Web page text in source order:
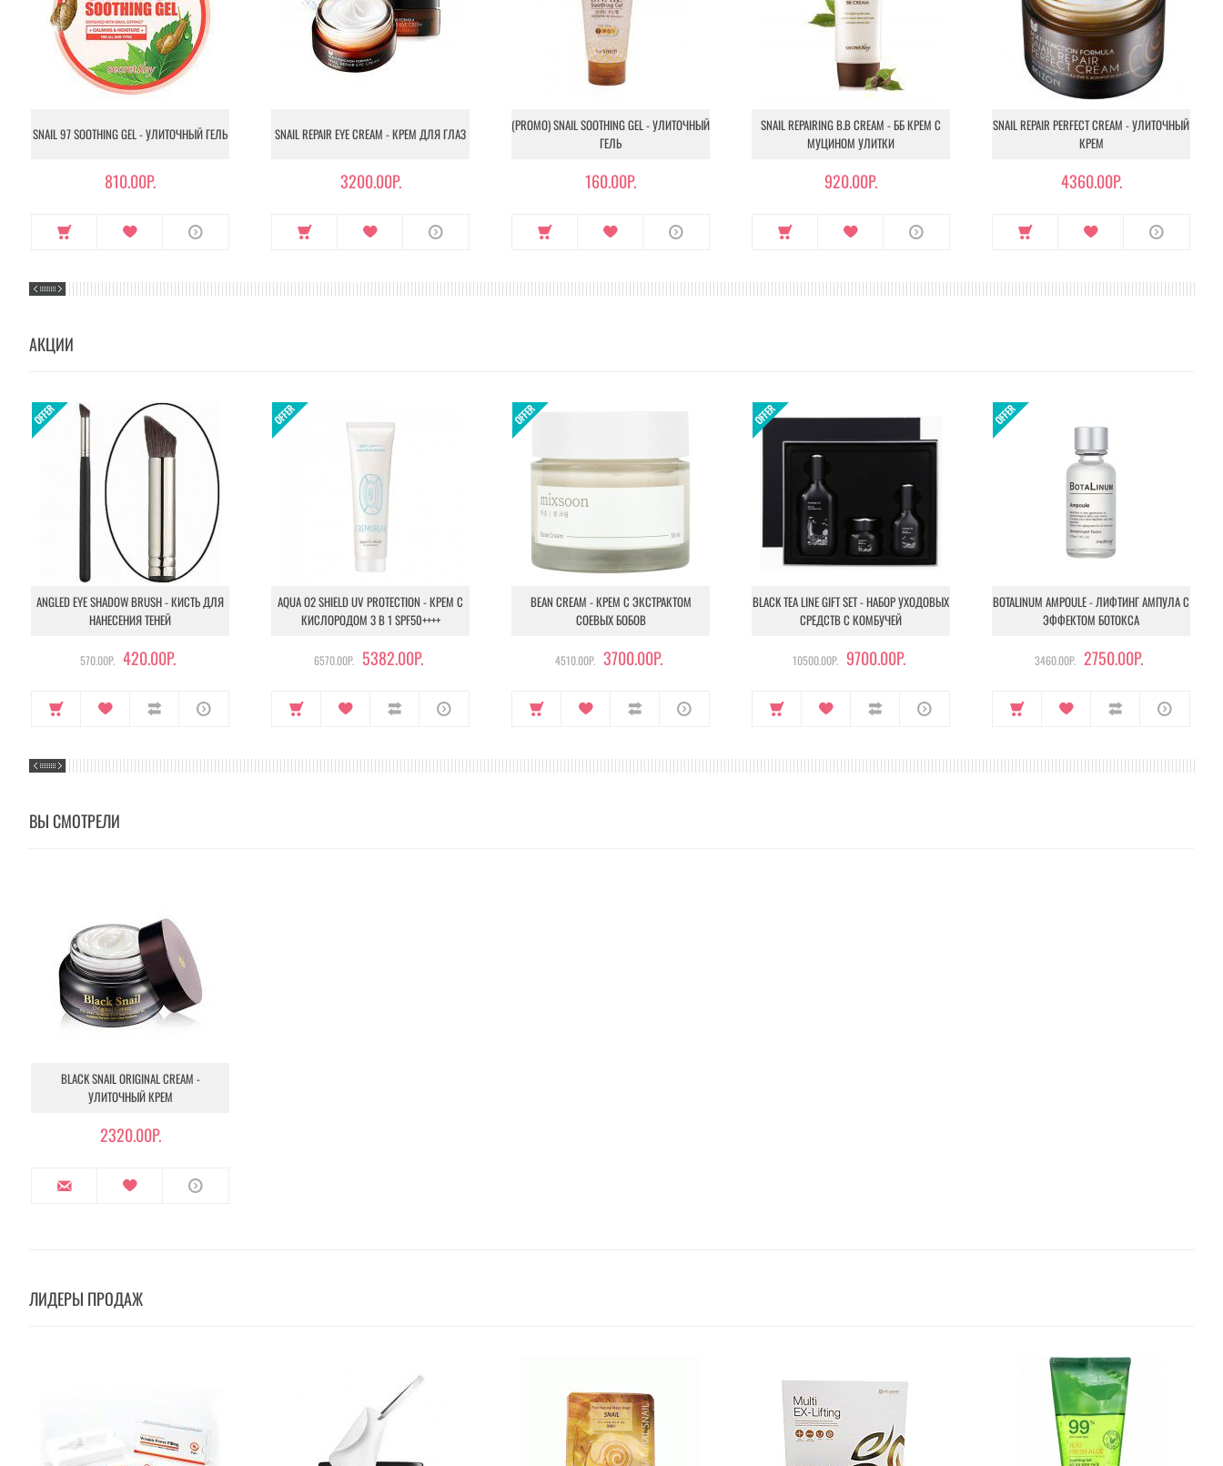
SNAIL 97 SOOTHING GEL - УЛИТОЧНЫЙ ГЕЛЬ
810.00Р.
SNAIL REPAIR EYE CREAM - КРЕМ ДЛЯ ГЛАЗ
3200.00Р.
(PROMO) SNAIL SOOTHING GEL - УЛИТОЧНЫЙ
ГЕЛЬ
160.00Р.
SNAIL REPAIRING B.B CREAM - ББ КРЕМ С
МУЦИНОМ УЛИТКИ
920.00Р.
SNAIL REPAIR PERFECT CREAM - УЛИТОЧНЫЙ
КРЕМ
4360.00Р.
АКЦИИ
ANGLED EYE SHADOW BRUSH - КИСТЬ ДЛЯ
НАНЕСЕНИЯ ТЕНЕЙ
570.00Р. 420.00Р.
AQUA O2 SHIELD UV PROTECTION - КРЕМ С
КИСЛОРОДОМ 3 В 1 SPF50++++
6570.00Р. 5382.00Р.
BEAN CREAM - КРЕМ С ЭКСТРАКТОМ
СОЕВЫХ БОБОВ
4510.00Р. 3700.00Р.
BLACK TEA LINE GIFT SET - НАБОР УХОДОВЫХ
СРЕДСТВ С КОМБУЧЕЙ
10500.00Р. 9700.00Р.
BOTALINUM AMPOULE - ЛИФТИНГ АМПУЛА С
ЭФФЕКТОМ БОТОКСА
3460.00Р. 2750.00Р.
ВЫ СМОТРЕЛИ
BLACK SNAIL ORIGINAL CREAM -
УЛИТОЧНЫЙ КРЕМ
2320.00Р.
ЛИДЕРЫ ПРОДАЖ